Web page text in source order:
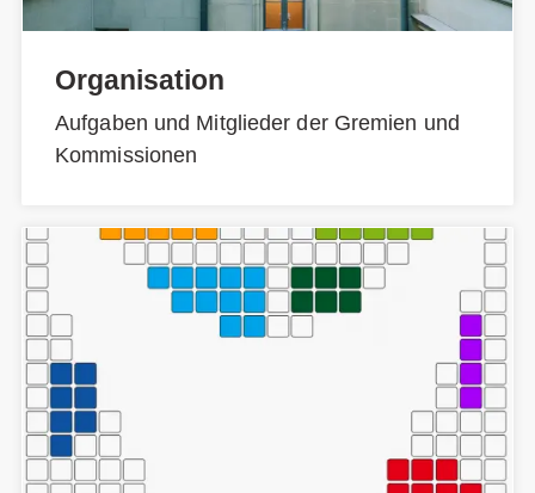
Organisation
Aufgaben und Mitglieder der Gremien und
Kommissionen